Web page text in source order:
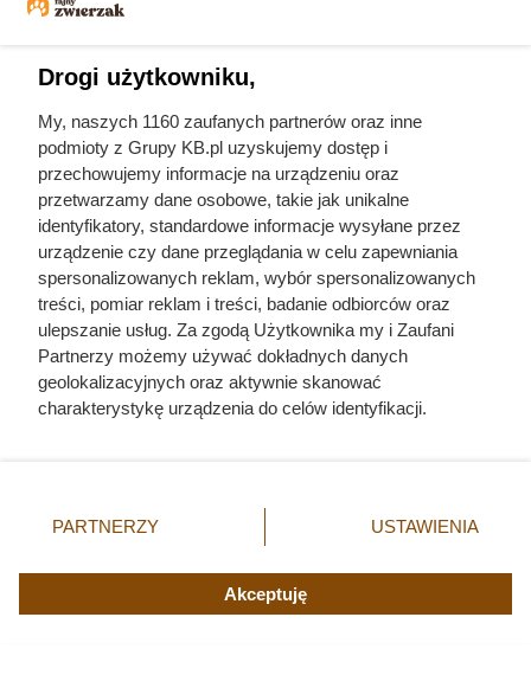
syna Jana III Sobieskiego?
Odpowiedź zaskakuje
najwięcej ciepła, a Polacy rzadko
go kupują. Prawdziwy król
kaloryczności
Drogi użytkowniku,
My, naszych 1160 zaufanych partnerów oraz inne
podmioty z Grupy KB.pl uzyskujemy dostęp i
przechowujemy informacje na urządzeniu oraz
przetwarzamy dane osobowe, takie jak unikalne
identyfikatory, standardowe informacje wysyłane przez
urządzenie czy dane przeglądania w celu zapewniania
spersonalizowanych reklam, wybór spersonalizowanych
treści, pomiar reklam i treści, badanie odbiorców oraz
ulepszanie usług. Za zgodą Użytkownika my i Zaufani
Partnerzy możemy używać dokładnych danych
geolokalizacyjnych oraz aktywnie skanować
charakterystykę urządzenia do celów identyfikacji.
zmienić/wycofać klikając przycisk ustawień prywatności
znajdujący się w lewym dolnym rogu strony. Niektóre
użytkownika, ale masz prawo sprzeciwić się takiemu
przetwarzaniu. Preferencje będą miały zastosowania tylko
PARTNERZY USTAWIENIA
Akceptuję